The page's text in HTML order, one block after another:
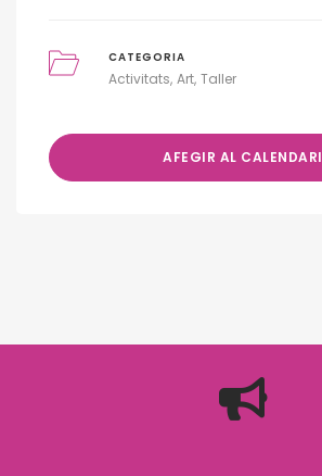
CATEGORIA
Activitats Art Taller
AFEGIR AL CALENDARI